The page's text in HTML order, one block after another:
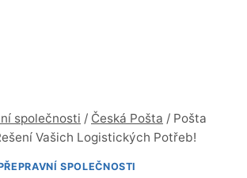
společnosti / Česká Pošta / Pošta
Vašich Logistických Potřeb!
SPOLEČNOSTI